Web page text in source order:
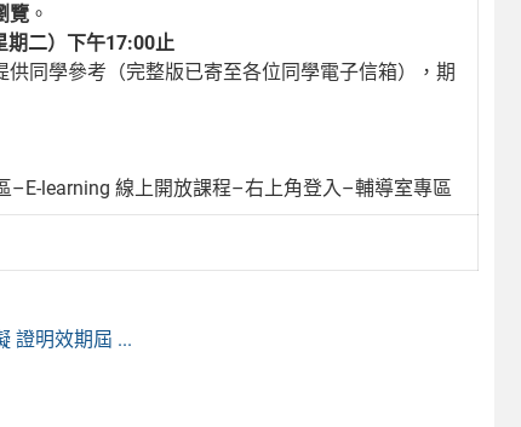
覽 。
期二）下午17:00止
同學參考（完整版已寄至各位同學電子信箱），期
–E-learning 線上開放課程–右上角登入–輔導室專區
證明效期屆 ...